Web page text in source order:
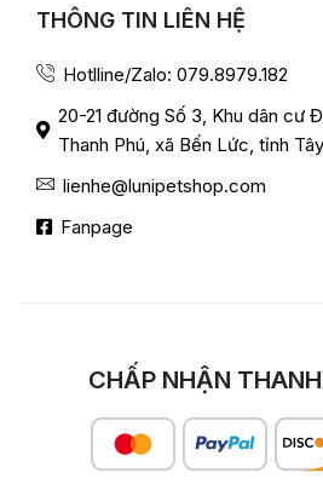
THÔNG TIN LIÊN HỆ
Hotlline/Zalo: 079.8979.182
20-21 đường Số 3, Khu dân cư
Thanh Phú, xã Bến Lức, tỉnh
lienhe@lunipetshop.com
Fanpage
CHẤP NHẬN